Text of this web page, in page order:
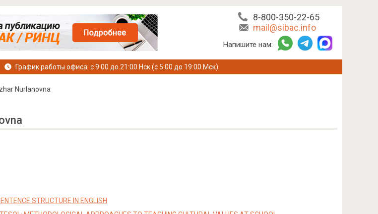
8-800-350-22-65
mail@sibac.info
Напишите нам:
График работы офиса: с 9:00 до 21:00 Нск (с 5:00 до 19:00 Мск)
Nurlanovna
STRUCTURE IN ENGLISH